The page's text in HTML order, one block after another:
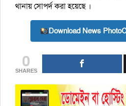
থানায় সোপর্দ করা হয়েছে ।
Download News
0
SHARES